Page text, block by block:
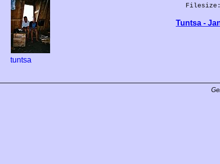
tuntsa
Filesize:
Tuntsa -